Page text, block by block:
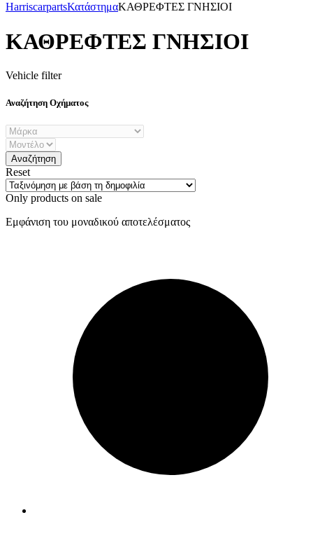
HarriscarpartsΚατάστημαΚΑΘΡΕΦΤΕΣ ΓΝΗΣΙΟΙ
ΚΑΘΡΕΦΤΕΣ ΓΝΗΣΙΟΙ
Vehicle filter
Αναζήτηση Οχήματος
Reset
Only products on sale
Εμφάνιση του μοναδικού αποτελέσματος